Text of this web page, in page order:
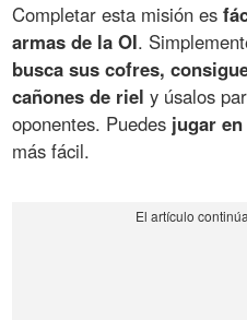
Completar esta misión es
armas de la OI.
busca sus cofres,
cañones de riel y úsalos
oponentes. Puedes jugar
más fácil.